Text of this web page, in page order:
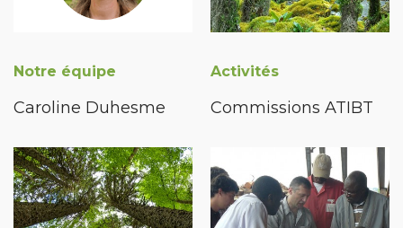
Notre équipe
Caroline Duhesme
Activités
Commissions ATIBT